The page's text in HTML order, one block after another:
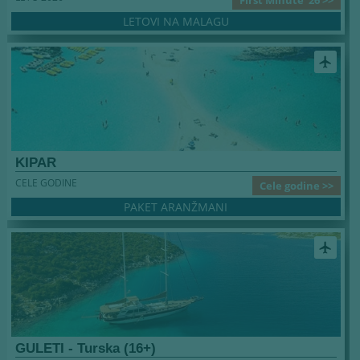
LETOVI NA MALAGU
airplanemode_active
KIPAR
Cele godine >>
CELE GODINE
PAKET ARANŽMANI
airplanemode_active
GULETI - Turska (16+)